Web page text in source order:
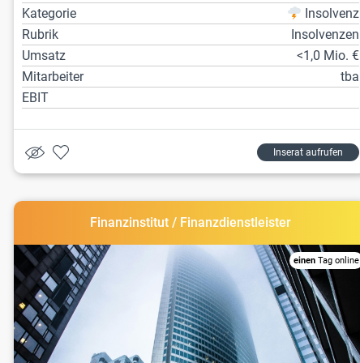
Kategorie
Insolvenz
Rubrik
Insolvenzen
Umsatz
<1,0 Mio. €
Mitarbeiter
tba
EBIT
Inserat aufrufen
Finanzinstitut / Finanzdienstleister
einen Tag online